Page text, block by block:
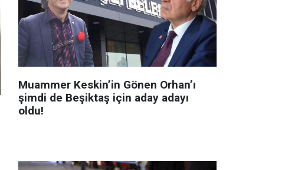
Muammer Keskin’in Gönen Orhan’ı
şimdi de Beşiktaş için aday adayı
oldu!